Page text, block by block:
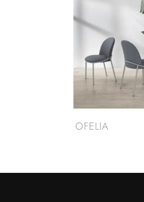
OFELIA